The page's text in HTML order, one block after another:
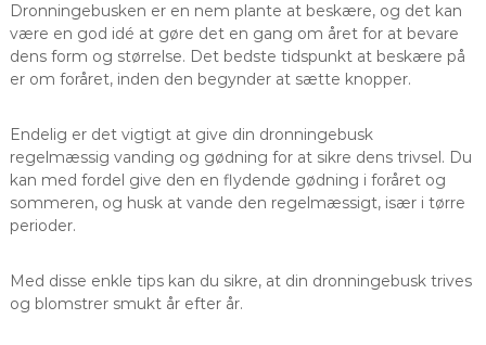
Dronningebusken er en nem plante at beskære, og det kan
være en god idé at gøre det en gang om året for at bevare
dens form og størrelse. Det bedste tidspunkt at beskære på
er om foråret, inden den begynder at sætte knopper.
Endelig er det vigtigt at give din dronningebusk
regelmæssig vanding og gødning for at sikre dens trivsel. Du
kan med fordel give den en flydende gødning i foråret og
sommeren, og husk at vande den regelmæssigt, især i tørre
perioder.
Med disse enkle tips kan du sikre, at din dronningebusk trives
og blomstrer smukt år efter år.